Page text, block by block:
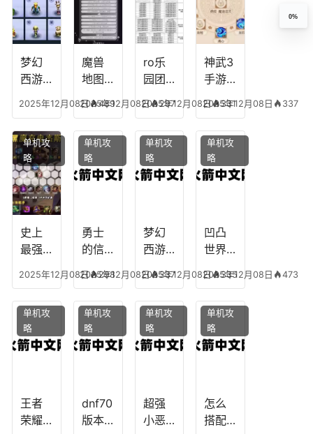
最强
的主
播
最强
剧情
文本
城剑
神用
什么
装备
梦幻
西游
凡，
梦幻
十二
生肖
2025年12月08日 489
魔兽
地图
任务
攻
略，
魔兽
世界
2025年12月08日 297
ro乐
园团
附
魔，
乐园
团装
备任
2025年12月08日 331
神武3
手游
辅助
技能
加
点，
神武
龙宫
怎么
2025年12月08日 337
史上
最强
容搭
配，
最强
法师
2025年12月08日 298
单机攻
略
勇士
的信
物技
能，
勇士
的信
仰宠
个好
2025年12月08日 337
单机攻
略
梦幻
西游
炼丹
炉攻
略，
梦幻
西游
炉攻
略图
2025年12月08日 335
单机攻
略
凹凸
世界
全部
阵容
搭
配，
凹凸
阵容
搭配
2025年12月08日 473
单机攻
略
王者
荣耀S
单机攻
略
dnf70
版本
单机攻
略
超强
小恶
单机攻
略
怎么
搭配
单机攻
略
0%